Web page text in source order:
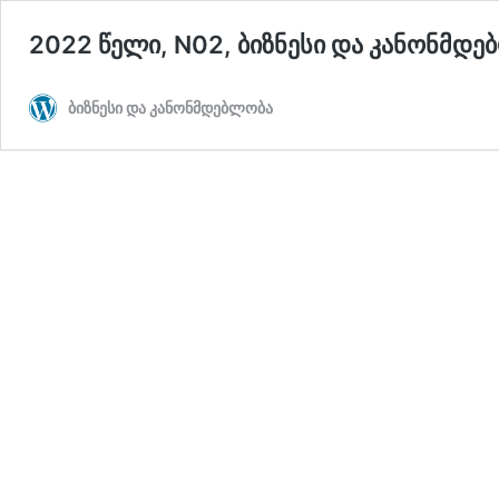
2022 წელი, N02, ბიზნესი და
ბიზნესი და კანონმდებლობა